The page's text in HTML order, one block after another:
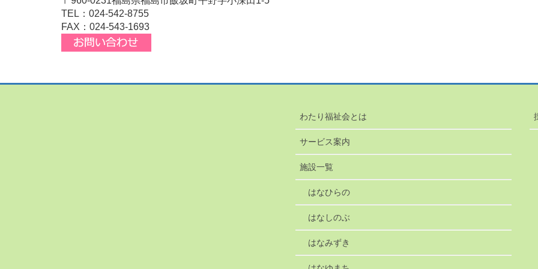
TEL：024-542-8755
FAX：024-543-1693
わたり福祉会とは
サービス案内
施設一覧
はなひらの
はなしのぶ
はなみずき